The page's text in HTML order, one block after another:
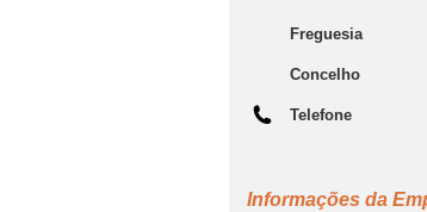
Freguesia
Concelho
Telefone
Informações da